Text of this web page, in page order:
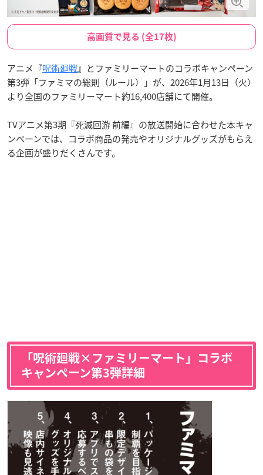
高画質で見る (全17枚)
アニメ『呪術廻戦』とファミリーマートのコラボキャンペーン
第3弾「ファミマの総則（ルール）」が、2026年1月13日（火）
より全国のファミリーマート約16,400店舗にて開催。
TVアニメ第3期『死滅回游 前編』の放送開始に合わせた本キャ
ンペーンでは、コラボ商品の発売やオリジナルグッズがもらえ
る企画が盛りだくさんです。
「呪術廻戦×ファミリーマート」コラボ
キャンペーン第3弾詳細